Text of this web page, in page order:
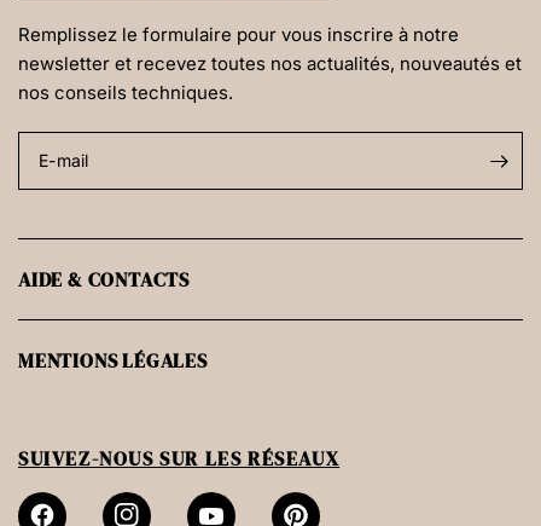
Remplissez le formulaire pour vous inscrire à notre
newsletter et recevez toutes nos actualités, nouveautés et
nos conseils techniques.
E-mail
AIDE & CONTACTS
MENTIONS LÉGALES
SUIVEZ-NOUS SUR LES RÉSEAUX